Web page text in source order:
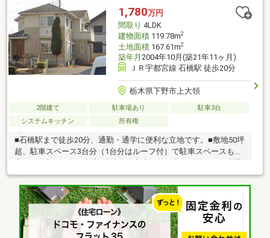
分（500ｍ）古山小学校 徒歩10分（700ｍ）石橋中学校 徒歩37
分（2600ｍ）文教公園 徒歩5分（300ｍ）
1,780万円
間取り 4LDK
建物面積119.78m2
土地面積167.61m2
築年月 2004年10月(築21年11ヶ月)
ＪＲ宇都宮線 石橋駅 徒歩20分
栃木県下野市上大領
2階建て 駐車場あり
駐車3台
システムキッチン
所有権
■石橋駅まで徒歩20分、通勤・通学に便利な立地です。■敷地50坪
超、駐車スペース3台分（1台分はルーフ付）で駐車スペースも充
り。■石橋小学校・中学校も徒歩圏内で、子育て世帯にもおすす
めです。西側6m公道に面し、開放感のある住環境。